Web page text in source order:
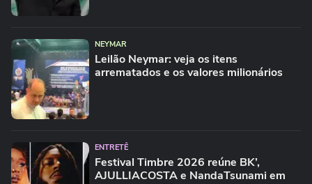
NEYMAR
Leilão Neymar: veja os itens
arrematados e os valores milionários
ENTRETÊ
Festival Timbre 2026 reúne BK’,
AJULLIACOSTA e NandaTsunami em